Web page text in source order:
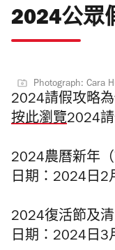
2024公眾
Photograph: Cara
2024請假攻略
按此瀏覽2024請
2024農曆新年（
日期：2024日2
2024復活節及
日期：2024日3